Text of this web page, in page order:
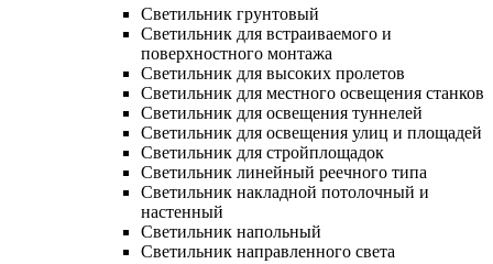
Светильник грунтовый
Светильник для встраиваемого и
поверхностного монтажа
Светильник для высоких пролетов
Светильник для местного освещения станков
Светильник для освещения туннелей
Светильник для освещения улиц и площадей
Светильник для стройплощадок
Светильник линейный реечного типа
Светильник накладной потолочный и
настенный
Светильник напольный
Светильник направленного света